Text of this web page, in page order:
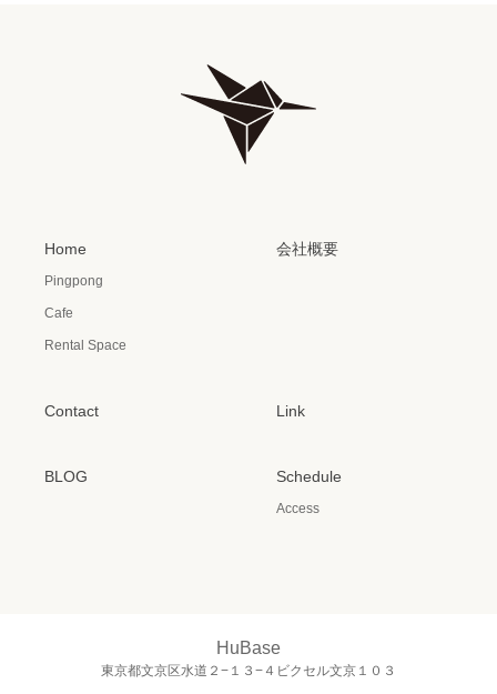
Home
Pingpong
Cafe
Rental Space
会社概要
Contact Link
BLOG Schedule
Access
HuBase
東京都文京区水道２−１３−４ビクセル文京１０３